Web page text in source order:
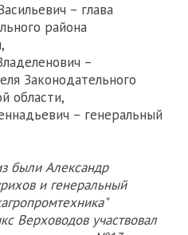
– глава
района
–
Законодательного
области,
– генеральный
были Александр
и генеральный
Верховодов участвовал